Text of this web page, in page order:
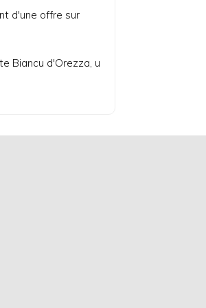
d'une offre sur
Biancu d'Orezza, u